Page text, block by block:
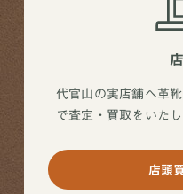
代官山の実店舗へ革
で査定・買取をいたし
店頭